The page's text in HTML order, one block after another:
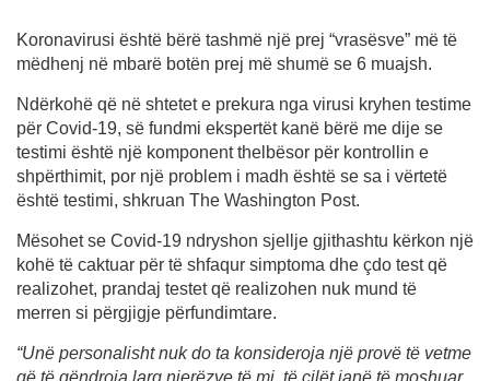
Koronavirusi është bërë tashmë një prej “vrasësve” më të
mëdhenj në mbarë botën prej më shumë se 6 muajsh.
Ndërkohë që në shtetet e prekura nga virusi kryhen testime
për Covid-19, së fundmi ekspertët kanë bërë me dije se
testimi është një komponent thelbësor për kontrollin e
shpërthimit, por një problem i madh është se sa i vërtetë
është testimi, shkruan The Washington Post.
Mësohet se Covid-19 ndryshon sjellje gjithashtu kërkon një
kohë të caktuar për të shfaqur simptoma dhe çdo test që
realizohet, prandaj testet që realizohen nuk mund të
merren si përgjigje përfundimtare.
“Unë personalisht nuk do ta konsideroja një provë të vetme
që të qëndroja larg njerëzve të mi, të cilët janë të moshuar